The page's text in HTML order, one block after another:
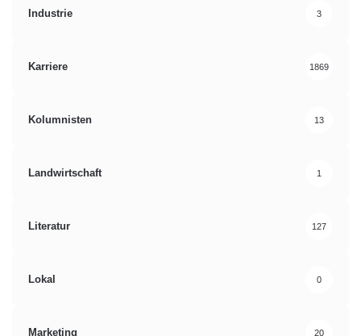
Industrie 3
Karriere 1869
Kolumnisten 13
Landwirtschaft 1
Literatur 127
Lokal 0
Marketing 20